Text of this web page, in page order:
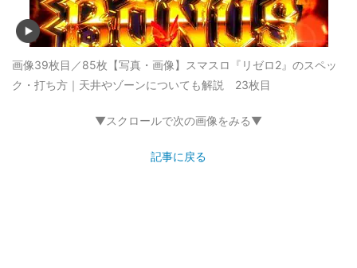
画像39枚目／85枚 【写真・画像】スマスロ『リゼロ2』のスペッ
ク・打ち方｜天井やゾーンについても解説 23枚目
▼スクロールで次の画像をみる▼
記事に戻る